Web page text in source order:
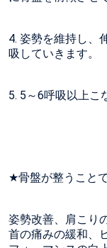
4. 姿勢を維持し、
吸していきます。
5. 5～6呼吸以上こ
★骨盤が整うこと
姿勢改善、肩こり
首の痛みの緩和、